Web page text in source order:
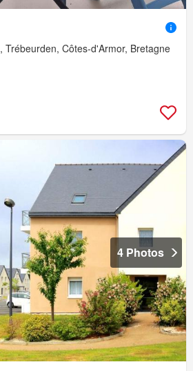
Trébeurden, Côtes-d'Armor, Bretagne
4 Photos